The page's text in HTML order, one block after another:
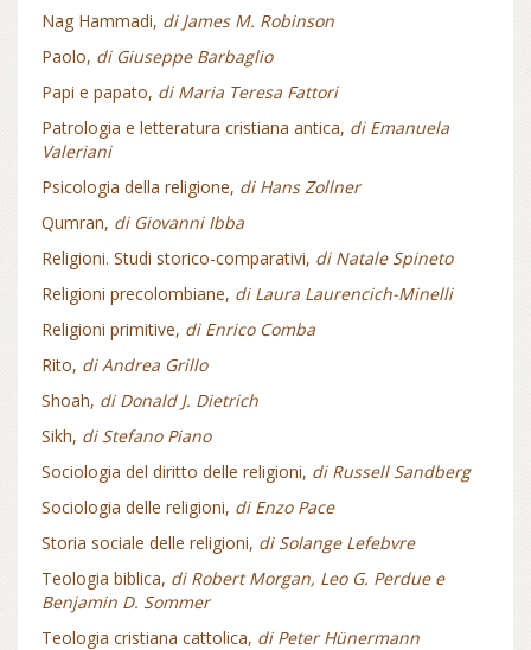
Nag Hammadi, di James M. Robinson
Paolo, di Giuseppe Barbaglio
Papi e papato, di Maria Teresa Fattori
Patrologia e letteratura cristiana antica, di Emanuela
Valeriani
Psicologia della religione, di Hans Zollner
Qumran, di Giovanni Ibba
Religioni. Studi storico-comparativi, di Natale Spineto
Religioni precolombiane, di Laura Laurencich-Minelli
Religioni primitive, di Enrico Comba
Rito, di Andrea Grillo
Shoah, di Donald J. Dietrich
Sikh, di Stefano Piano
Sociologia del diritto delle religioni, di Russell Sandberg
Sociologia delle religioni, di Enzo Pace
Storia sociale delle religioni, di Solange Lefebvre
Teologia biblica, di Robert Morgan, Leo G. Perdue e
Benjamin D. Sommer
Teologia cristiana cattolica, di Peter Hünermann